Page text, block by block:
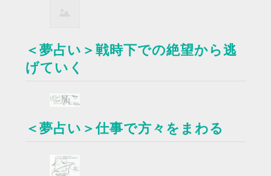
＜夢占い＞戦時下での絶望から逃
げていく
＜夢占い＞仕事で方々をまわる